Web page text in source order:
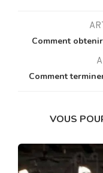
Comment
Comment
VOUS